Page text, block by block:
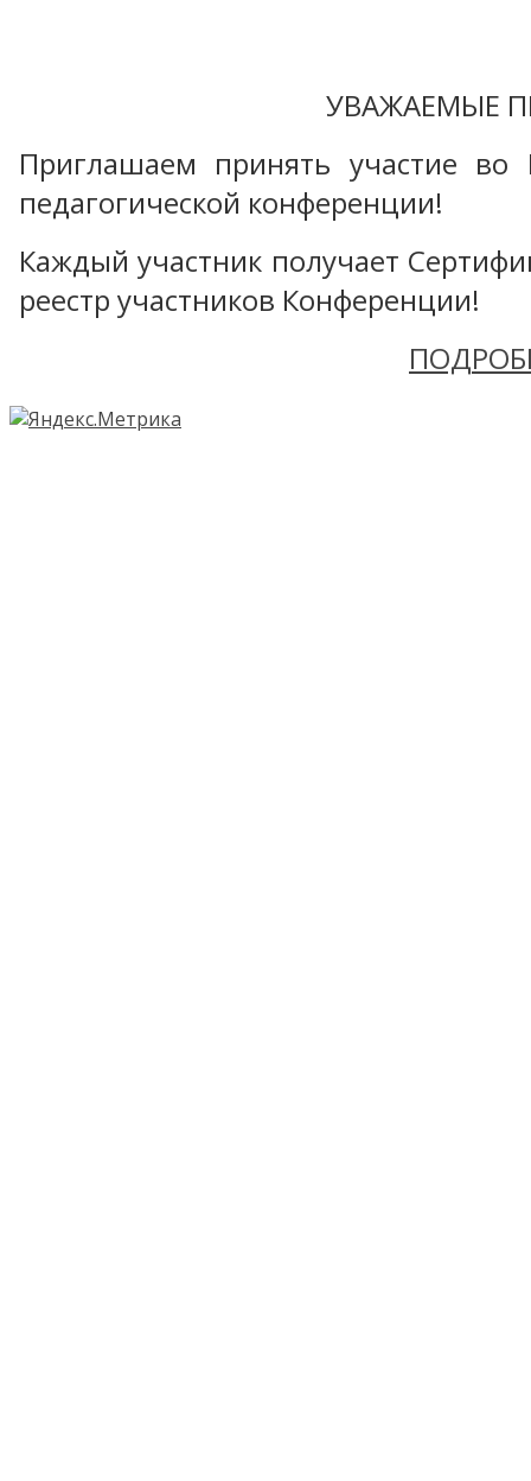
УВАЖАЕМЫЕ
Приглашаем принять участие во
педагогической конференции!
Каждый участник получает
реестр участников Конференции!